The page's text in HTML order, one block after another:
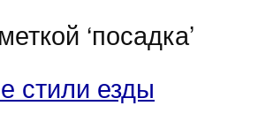
‘посадка’
стили езды